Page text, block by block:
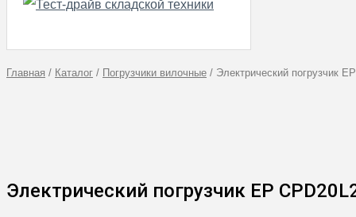
Главная / Каталог / Погрузчики вилочные / Электрический погрузчик
Электрический погрузчик EP